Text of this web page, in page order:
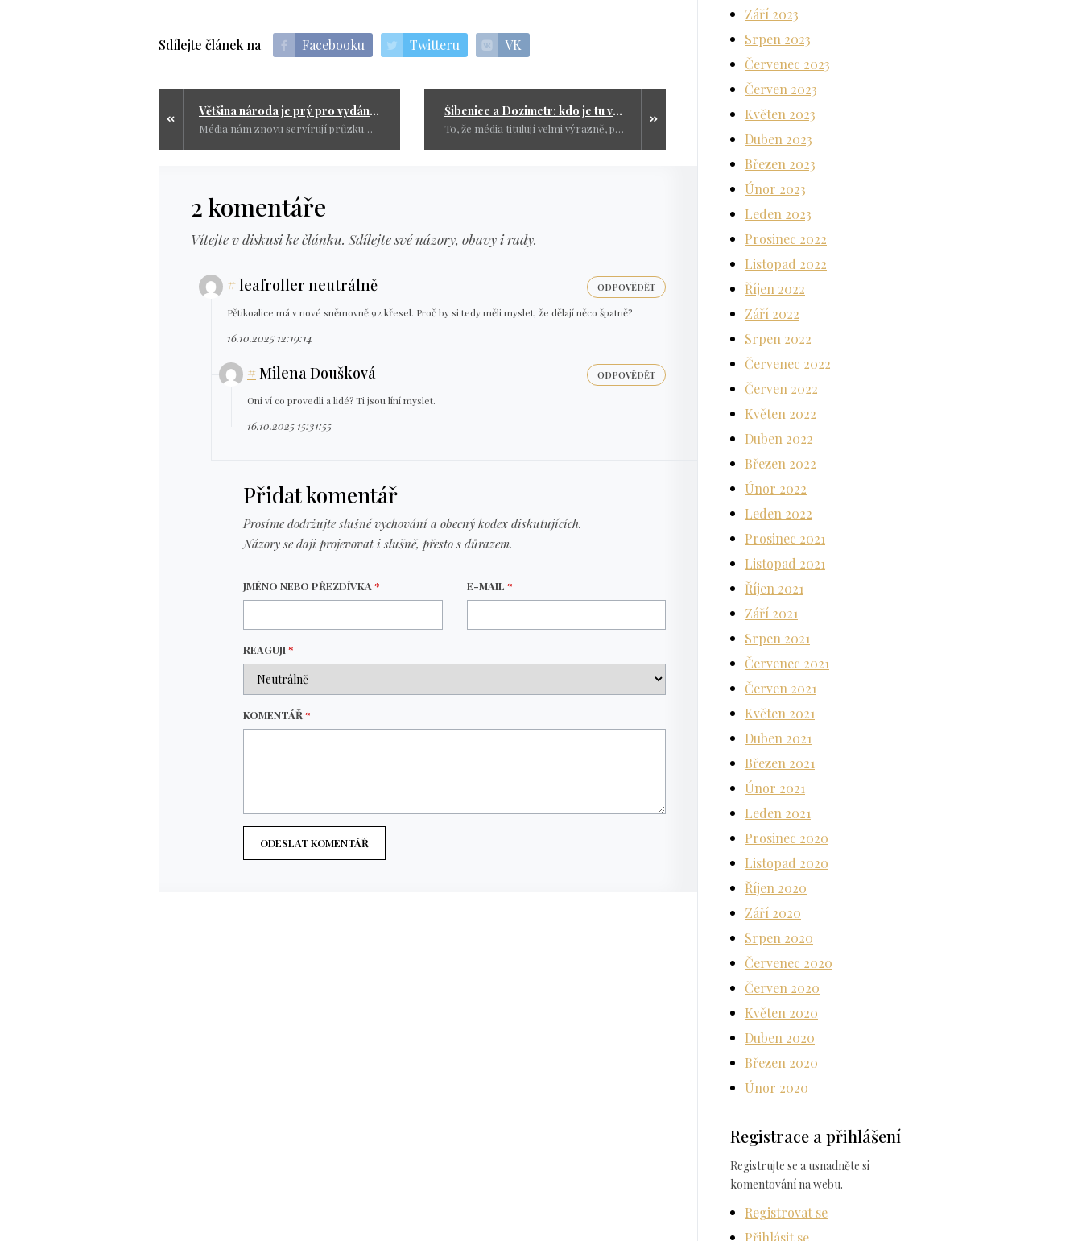
Sdílejte článek na Facebooku Twitteru VK
Většina národa je prý pro vydání Andreje Babiše
Média nám znovu servírují průzkumy, podle kterých „většina lidí“ chce, aby byl Babiš vydán ke stíhání. Jenže jaká většina? A proč se tyto průzkumy vždy objeví zrovna ve chvíli, kdy se hodí? Zdá se, že místo informování se dnes spíš formuje — a čtenář má jen držet krok s připraveným scénářem.
Šibenice a Dozimetr: kdo je tu větší hrozba
To, že média titulují velmi výrazně, přehánějí nebo vyzdvihují senzace, už dávno není novinka. To, že tahají i starší události (z roku 2017) právě teď v souvislosti s novým politickým angažmá, je už klasika.
2 komentáře
Vítejte v diskusi ke článku. Sdílejte své názory, obavy i rady.
#leafroller neutrálně
Pětikoalice má v nové sněmovně 92 křesel. Proč by si tedy měli myslet, že dělají něco špatně?
16.10.2025 12:19:14
ODPOVĚDĚT
#Milena Doušková
Oni ví co provedli a lidé? Ti jsou líní myslet.
16.10.2025 15:31:55
ODPOVĚDĚT
Přidat komentář
Prosíme dodržujte slušné vychování a obecný kodex diskutujících.
Názory se daji projevovat i slušně, přesto s důrazem.
JMÉNO NEBO PŘEZDÍVKA * E-MAIL *
REAGUJI*
KOMENTÁŘ *
ODESLAT KOMENTÁŘ
Září 2023
Srpen 2023
Červenec 2023
Červen 2023
Květen 2023
Duben 2023
Březen 2023
Únor 2023
Leden 2023
Prosinec 2022
Listopad 2022
Říjen 2022
Září 2022
Srpen 2022
Červenec 2022
Červen 2022
Květen 2022
Duben 2022
Březen 2022
Únor 2022
Leden 2022
Prosinec 2021
Listopad 2021
Říjen 2021
Září 2021
Srpen 2021
Červenec 2021
Červen 2021
Květen 2021
Duben 2021
Březen 2021
Únor 2021
Leden 2021
Prosinec 2020
Listopad 2020
Říjen 2020
Září 2020
Srpen 2020
Červenec 2020
Červen 2020
Květen 2020
Duben 2020
Březen 2020
Únor 2020
Registrace a přihlášení
Registrujte se a usnadněte si
komentování na webu.
Registrovat se
Přihlásit se